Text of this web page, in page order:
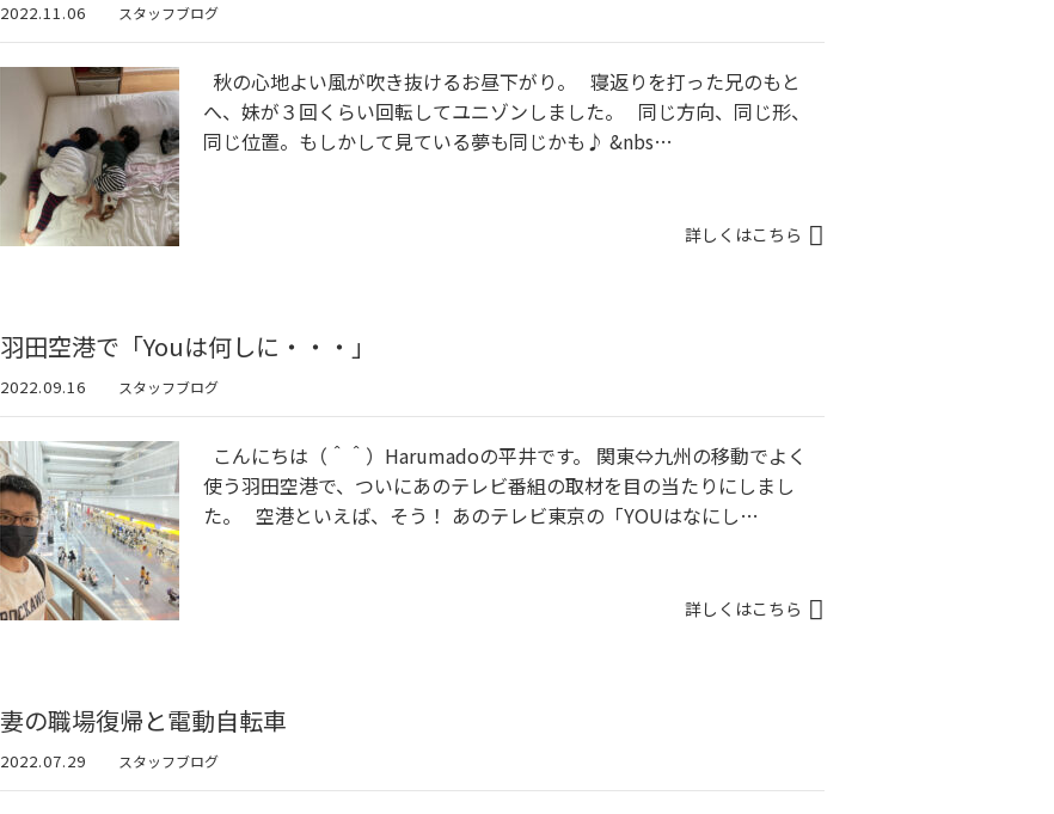
2022.11.06 スタッフブログ
秋の心地よい風が吹き抜けるお昼下がり。 寝返りを打った兄のもと
へ、妹が３回くらい回転してユニゾンしました。 同じ方向、同じ形、
同じ位置。もしかして見ている夢も同じかも♪ &nbs…
詳しくはこちら
羽田空港で「Youは何しに・・・」
2022.09.16 スタッフブログ
こんにちは（＾＾）Harumadoの平井です。 関東⇔九州の移動でよく
使う羽田空港で、ついにあのテレビ番組の取材を目の当たりにしまし
た。 空港といえば、そう！ あのテレビ東京の「YOUはなにし…
詳しくはこちら
妻の職場復帰と電動自転車
2022.07.29 スタッフブログ